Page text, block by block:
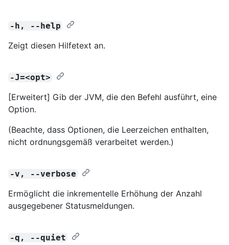
-h, --help
Zeigt diesen Hilfetext an.
-J=<opt>
[Erweitert] Gib der JVM, die den Befehl ausführt, eine
Option.
(Beachte, dass Optionen, die Leerzeichen enthalten,
nicht ordnungsgemäß verarbeitet werden.)
-v, --verbose
Ermöglicht die inkrementelle Erhöhung der Anzahl
ausgegebener Statusmeldungen.
-q, --quiet